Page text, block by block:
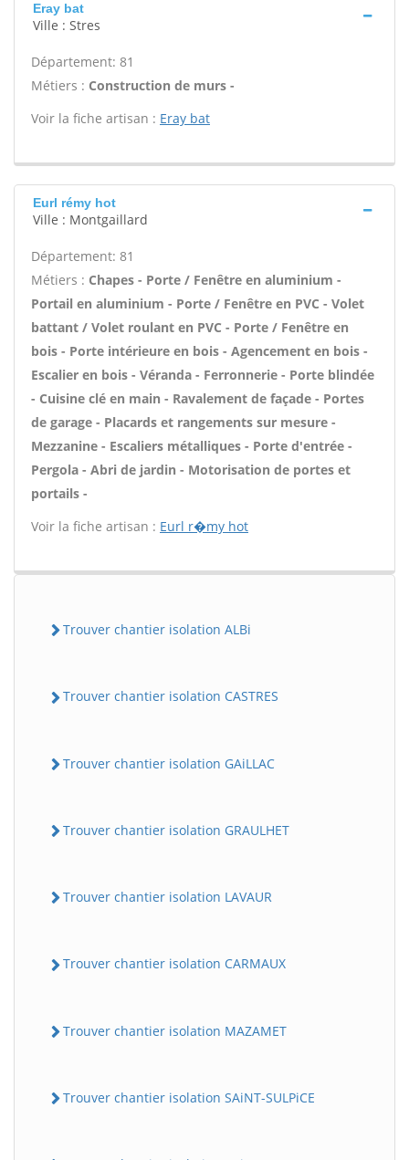
Eray bat
Ville : Stres
Département: 81
Métiers : Construction de murs -
Voir la fiche artisan : Eray bat
Eurl rémy hot
Ville : Montgaillard
Département: 81
Métiers : Chapes - Porte / Fenêtre en aluminium -
Portail en aluminium - Porte / Fenêtre en PVC - Volet
battant / Volet roulant en PVC - Porte / Fenêtre en
bois - Porte intérieure en bois - Agencement en bois -
Escalier en bois - Véranda - Ferronnerie - Porte blindée
- Cuisine clé en main - Ravalement de façade - Portes
de garage - Placards et rangements sur mesure -
Mezzanine - Escaliers métalliques - Porte d'entrée -
Pergola - Abri de jardin - Motorisation de portes et
portails -
Voir la fiche artisan : Eurl r�my hot
Trouver chantier isolation ALBi
Trouver chantier isolation CASTRES
Trouver chantier isolation GAiLLAC
Trouver chantier isolation GRAULHET
Trouver chantier isolation LAVAUR
Trouver chantier isolation CARMAUX
Trouver chantier isolation MAZAMET
Trouver chantier isolation SAiNT-SULPiCE